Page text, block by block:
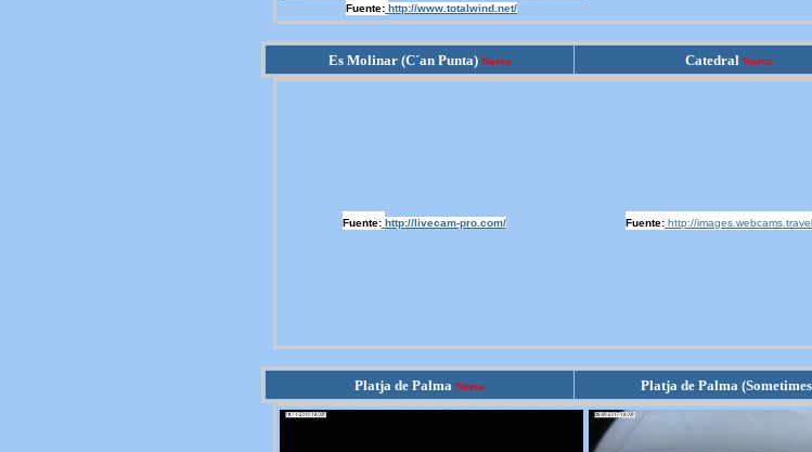
Fuente: http://www.totalwind.net/
Es Molinar (C´an Punta) Nueva Catedral Nueva
Fuente: http://livecam-pro.com/ Fuente: http://
Platja de Palma Nueva Platja de Palma